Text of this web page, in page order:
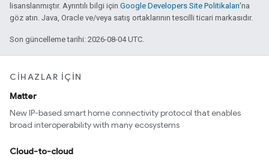
lisanslanmıştır. Ayrıntılı bilgi için Google Developers Site Politikaları'na
göz atın. Java, Oracle ve/veya satış ortaklarının tescilli ticari markasıdır.
Son güncelleme tarihi: 2026-08-04 UTC.
CIHAZLAR IÇIN
Matter
New IP-based smart home connectivity protocol that enables
broad interoperability with many ecosystems
Cloud-to-cloud